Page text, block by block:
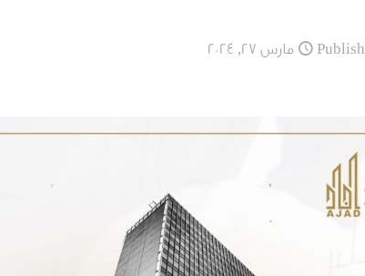
مارس 27, 2024